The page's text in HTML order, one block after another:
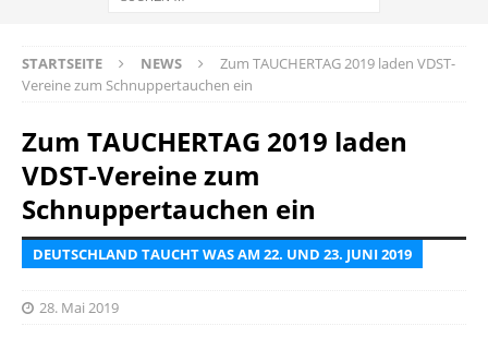
STARTSEITE NEWS
Zum TAUCHERTAG 2019 laden VDST-
Vereine zum Schnuppertauchen ein
Zum TAUCHERTAG 2019 laden
VDST-Vereine zum
Schnuppertauchen ein
DEUTSCHLAND TAUCHT WAS AM 22. UND 23. JUNI 2019
28. Mai 2019